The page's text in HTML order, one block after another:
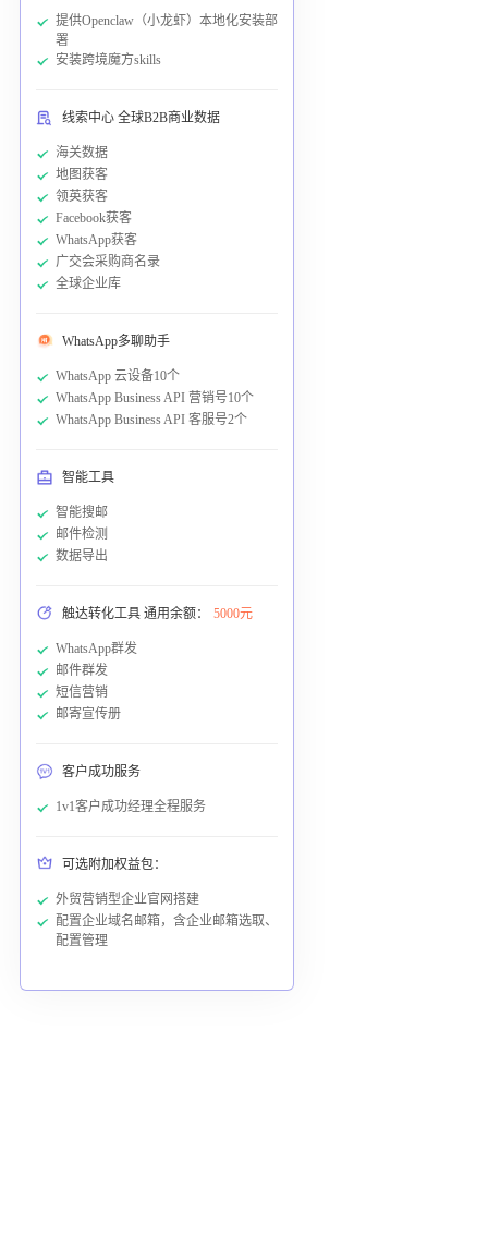
提供Openclaw（小龙虾）本地化安装部
署
安装跨境魔方skills
线索中心 全球B2B商业数据
海关数据
地图获客
领英获客
Facebook获客
WhatsApp获客
广交会采购商名录
全球企业库
WhatsApp多聊助手
WhatsApp 云设备10个
WhatsApp Business API 营销号10个
WhatsApp Business API 客服号2个
智能工具
智能搜邮
邮件检测
数据导出
触达转化工具 通用余额： 5000元
WhatsApp群发
邮件群发
短信营销
邮寄宣传册
客户成功服务
1v1客户成功经理全程服务
可选附加权益包：
外贸营销型企业官网搭建
配置企业域名邮箱，含企业邮箱选取、
配置管理